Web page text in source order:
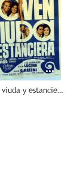
Joven, viuda y estanciera